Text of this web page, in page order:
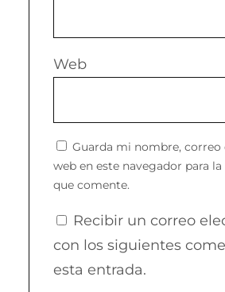
Web
Guarda mi nombre,
web en este navegador para
que comente.
Recibir un correo
con los siguientes
esta entrada.